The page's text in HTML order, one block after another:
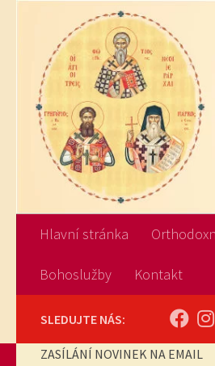
Skip to content
Hlavní stránka
Bohoslužby Kontakt
SLEDUJTE NÁS:
ZASÍLÁNÍ NOVINEK NA EMAIL